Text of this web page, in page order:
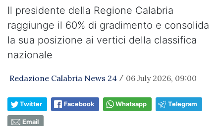
Il presidente della Regione Calabria
raggiunge il 60% di gradimento e consolida
la sua posizione ai vertici della classifica
nazionale
Redazione Calabria News 24 / 06 July 2026, 09:00
Twitter Facebook Whatsapp Telegram
Email